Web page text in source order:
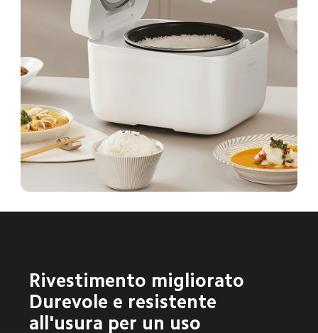
Rivestimento migliorato
Durevole e resistente
all'usura per un uso